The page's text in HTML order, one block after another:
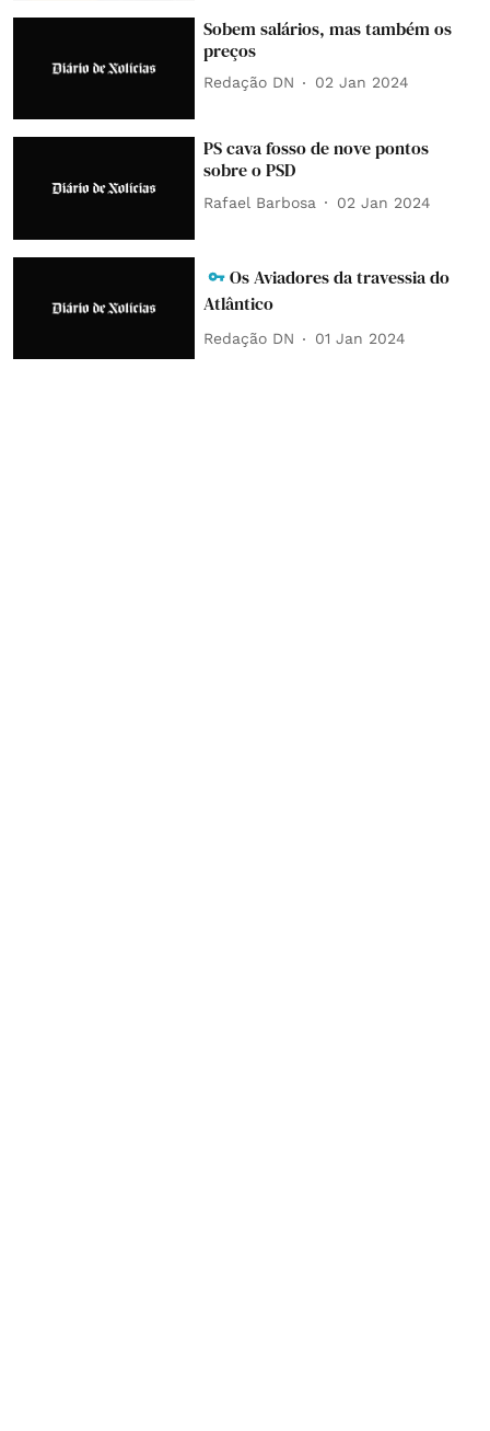
Sobem salários, mas também os
preços
Redação DN 02 Jan 2024
PS cava fosso de nove pontos
sobre o PSD
Rafael Barbosa 02 Jan 2024
Os Aviadores da travessia do
Atlântico
Redação DN 01 Jan 2024